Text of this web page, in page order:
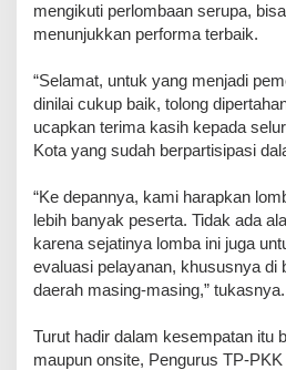
mengikuti perlombaan serupa,
menunjukkan performa terbaik.
“Selamat, untuk yang menjadi
dinilai cukup baik, tolong
ucapkan terima kasih kepada
Kota yang sudah berpartisipasi
“Ke depannya, kami harapkan
lebih banyak peserta. Tidak ada
karena sejatinya lomba ini juga
evaluasi pelayanan, khususnya di
daerah masing-masing,” tukasnya.
Turut hadir dalam kesempatan itu
maupun onsite, Pengurus TP-